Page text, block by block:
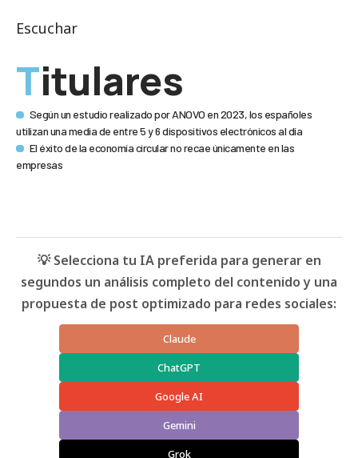
Escuchar
Titulares
Según un estudio realizado por ANOVO en 2023, los españoles
utilizan una media de entre 5 y 6 dispositivos electrónicos al día
El éxito de la economía circular no recae únicamente en las
empresas
💡 Selecciona tu IA preferida para generar en
segundos un análisis completo del contenido y una
propuesta de post optimizado para redes sociales:
Claude
ChatGPT
Google AI
Gemini
Grok